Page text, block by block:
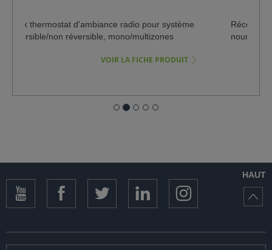
Récepteur radio pour registre gainable, vanne ou
nourrice
VOIR LA FICHE PRODUIT
HAUT